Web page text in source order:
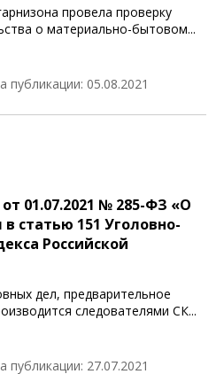
провела проверку
о материально-бытовом...
публикации: 05.08.2021
01.07.2021 № 285-ФЗ «О
статью 151 Уголовно-
Российской
дел, предварительное
следователями СК...
публикации: 27.07.2021